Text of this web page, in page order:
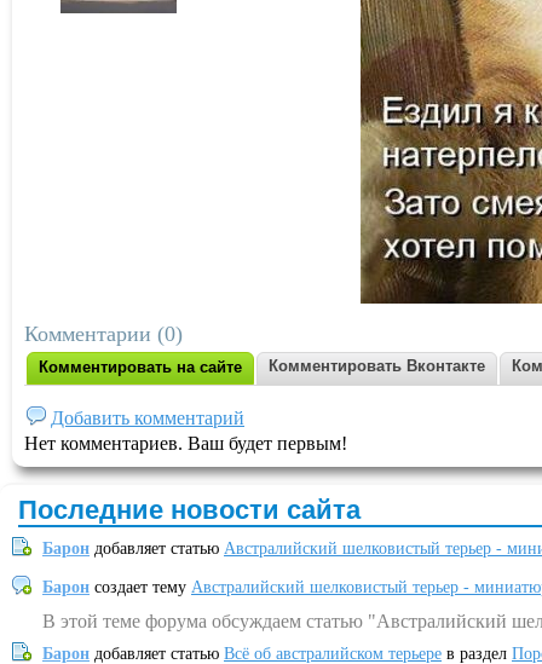
Комментарии (0)
Комментировать на сайте Комментировать Вконтакте
Добавить комментарий
Нет комментариев. Ваш будет первым!
Последние новости сайта
Барон добавляет статью Австралийский шелковистый терьер -
Барон создает тему Австралийский шелковистый терьер -
В этой теме форума обсуждаем статью "Австралийский
Барон добавляет статью Всё об австралийском терьере в раздел